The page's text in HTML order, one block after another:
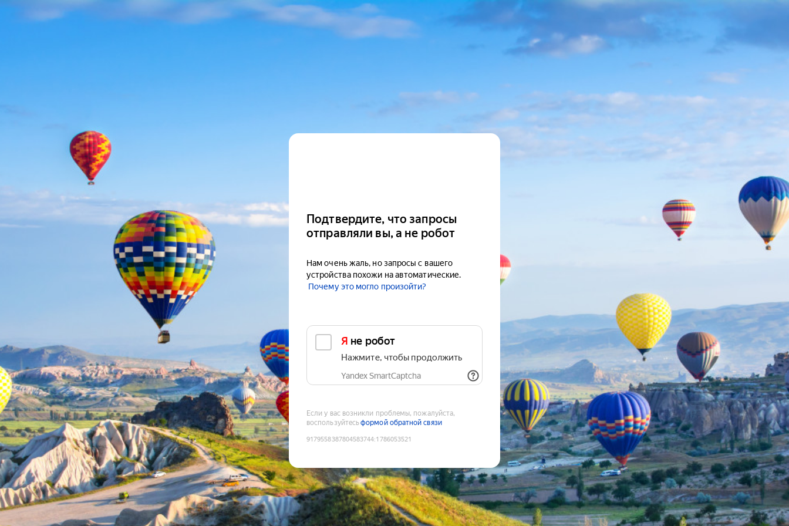
Подтвердите, что запросы
отправляли вы, а не робот
Нам очень жаль, но запросы с вашего
устройства похожи на автоматические.
Почему это могло произойти?
Я не робот
Нажмите, чтобы продолжить
Yandex SmartCaptcha
Если у вас возникли проблемы, пожалуйста,
воспользуйтесьформой обратной связи
9179558387804583744:1786053521